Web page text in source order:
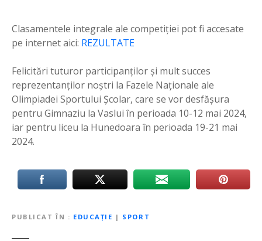
Clasamentele integrale ale competiției pot fi accesate
pe internet aici: REZULTATE
Felicitări tuturor participanților și mult succes
reprezentanților noștri la Fazele Naționale ale
Olimpiadei Sportului Școlar, care se vor desfășura
pentru Gimnaziu la Vaslui în perioada 10-12 mai 2024,
iar pentru liceu la Hunedoara în perioada 19-21 mai
2024.
PUBLICAT ÎN EDUCAȚIE | SPORT